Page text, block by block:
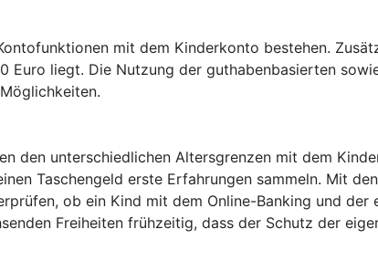
mit dem Kinderkonto bestehen.
liegt. Die Nutzung der guthabenbasierten
den unterschiedlichen Altersgrenzen mit dem
Taschengeld erste Erfahrungen sammeln. Mit
ob ein Kind mit dem Online-Banking und der
Freiheiten frühzeitig, dass der Schutz der